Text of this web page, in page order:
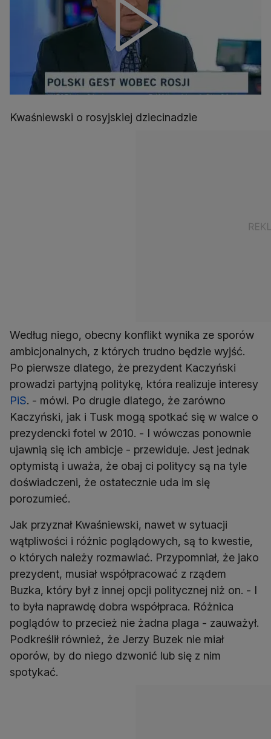
Kwaśniewski o rosyjskiej dziecinadzie
Według niego, obecny konflikt wynika ze sporów
ambicjonalnych, z których trudno będzie wyjść.
Po pierwsze dlatego, że prezydent Kaczyński
prowadzi partyjną politykę, która realizuje interesy
PiS. - mówi. Po drugie dlatego, że zarówno
Kaczyński, jak i Tusk mogą spotkać się w walce o
prezydencki fotel w 2010. - I wówczas ponownie
ujawnią się ich ambicje - przewiduje. Jest jednak
optymistą i uważa, że obaj ci politycy są na tyle
doświadczeni, że ostatecznie uda im się
porozumieć.
Jak przyznał Kwaśniewski, nawet w sytuacji
wątpliwości i różnic poglądowych, są to kwestie,
o których należy rozmawiać. Przypomniał, że jako
prezydent, musiał współpracować z rządem
Buzka, który był z innej opcji politycznej niż on. - I
to była naprawdę dobra współpraca. Różnica
poglądów to przecież nie żadna plaga - zauważył.
Podkreślił również, że Jerzy Buzek nie miał
oporów, by do niego dzwonić lub się z nim
spotykać.